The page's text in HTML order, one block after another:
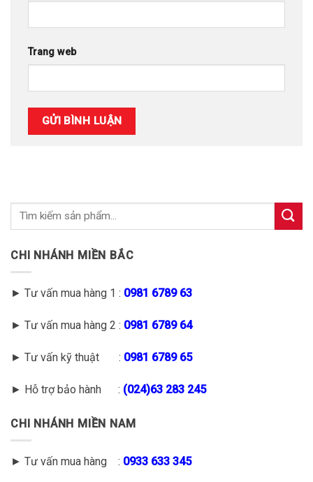
Trang web
CHI NHÁNH MIỀN BẮC
► Tư vấn mua hàng 1 : 0981 6789 63
► Tư vấn mua hàng 2 : 0981 6789 64
► Tư vấn kỹ thuật : 0981 6789 65
► Hỗ trợ bảo hành : (024)63 283 245
CHI NHÁNH MIỀN NAM
► Tư vấn mua hàng : 0933 633 345